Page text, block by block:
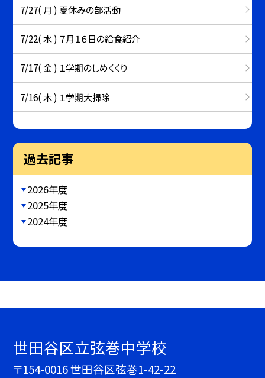
7/27( 月 ) 夏休みの部活動
7/22( 水 ) ７月１６日の給食紹介
7/17( 金 ) １学期のしめくくり
7/16( 木 ) １学期大掃除
過去記事
2026年度
2025年度
2024年度
世田谷区立弦巻中学校
〒154-0016 世田谷区弦巻1-42-22